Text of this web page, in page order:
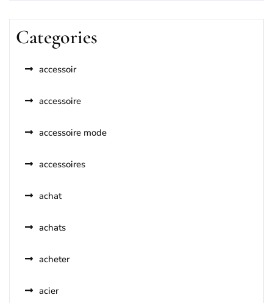
Categories
accessoir
accessoire
accessoire mode
accessoires
achat
achats
acheter
acier